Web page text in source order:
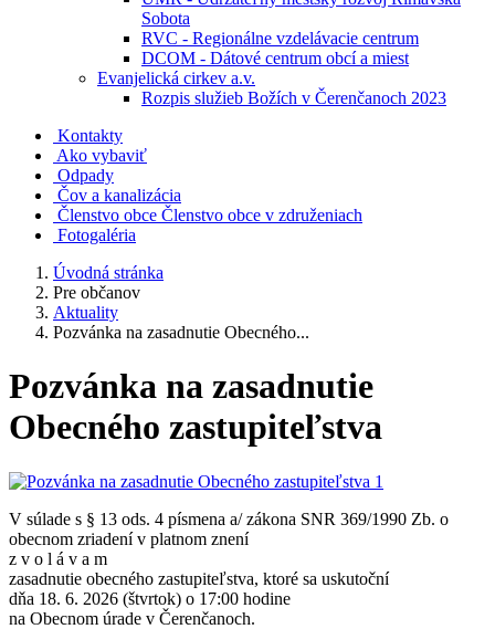
Sobota
RVC - Regionálne vzdelávacie centrum
DCOM - Dátové centrum obcí a miest
Evanjelická cirkev a.v.
Rozpis služieb Božích v Čerenčanoch 2023
Kontakty
Ako vybaviť
Odpady
Čov a kanalizácia
Členstvo obce Členstvo obce v združeniach
Fotogaléria
Úvodná stránka
Pre občanov
Aktuality
Pozvánka na zasadnutie Obecného...
Pozvánka na zasadnutie
Obecného zastupiteľstva
V súlade s § 13 ods. 4 písmena a/ zákona SNR 369/1990 Zb. o
obecnom zriadení v platnom znení
z v o l á v a m
zasadnutie obecného zastupiteľstva, ktoré sa uskutoční
dňa 18. 6. 2026 (štvrtok) o 17:00 hodine
na Obecnom úrade v Čerenčanoch.